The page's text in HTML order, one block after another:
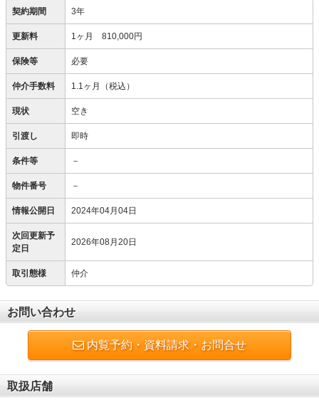
契約期間 3年
更新料 1ヶ月 810,000円
保険等 必要
仲介手数料 1.1ヶ月（税込）
現状 空き
引渡し 即時
条件等 －
物件番号 －
情報公開日 2024年04月04日
次回更新予
定日
2026年08月20日
取引態様 仲介
お問い合わせ
内覧予約・資料請求・お問合せ
取扱店舗